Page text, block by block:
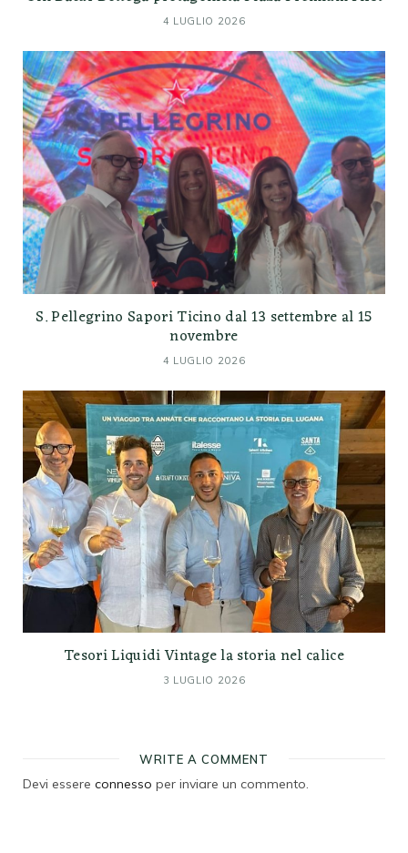
4 LUGLIO 2026
S. Pellegrino Sapori Ticino dal 13 settembre al 15
novembre
4 LUGLIO 2026
Tesori Liquidi Vintage la storia nel calice
3 LUGLIO 2026
WRITE A COMMENT
Devi essere connesso per inviare un commento.